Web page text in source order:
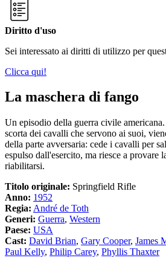
Diritto d'uso
Sei interessato ai diritti di utilizzo per
Clicca qui!
La maschera di fango
Un episodio della guerra civile
scorta dei cavalli che servono ai suoi,
della parte avversaria: cede i cavalli per
espulso dall'esercito, ma riesce a provare
riabilitarsi.
Titolo originale: Springfield Rifle
Anno: 1952
Regia: André de Toth
Generi: Guerra, Western
Paese: USA
Cast: David Brian, Gary Cooper, James
Paul Kelly, Philip Carey, Phyllis Thaxter